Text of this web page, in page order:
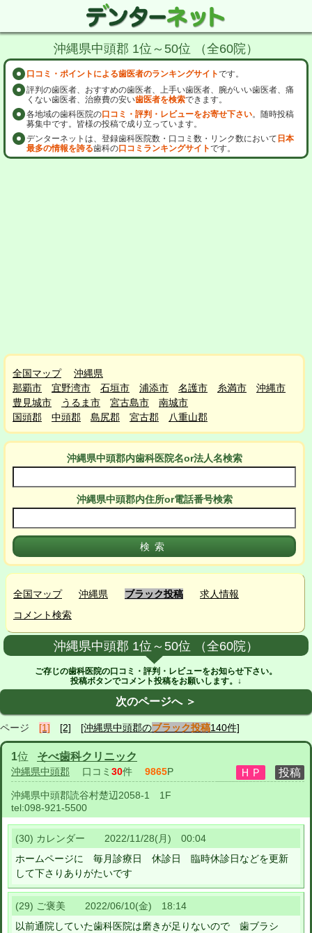
沖縄県中頭郡 1位～50位 （全60院）
口コミ・ポイントによる歯医者のランキングサイトです。
評判の歯医者、おすすめの歯医者、上手い歯医者、腕がいい歯医者、痛
くない歯医者、治療費の安い歯医者を検索できます。
各地域の歯科医院の口コミ・評判・レビューをお寄せ下さい。随時投稿
募集中です。皆様の投稿で成り立っています。
デンターネットは、登録歯科医院数・口コミ数・リンク数において 日本
最多の情報を誇る歯科の口コミランキングサイトです。
全国マップ
沖縄県
那覇市
宜野湾市 石垣市 浦添市 名護市 糸満市
沖縄市
豊見城市
うるま市 宮古島市
南城市
国頭郡
中頭郡 島尻郡 宮古郡 八重山郡
沖縄県中頭郡内歯科医院名or法人名検索
沖縄県中頭郡内住所or電話番号検索
全国マップ 沖縄県 ブラック投稿
求人情報
コメント検索
沖縄県中頭郡 1位～50位 （全60院）
ご存じの歯科医院の口コミ・評判・レビューをお知らせ下さい。
投稿ボタンでコメント投稿をお願いします。↓
次のページへ ＞
ページ [1] [2] [沖縄県中頭郡のブラック投稿140件]
1位 そべ歯科クリニック
沖縄県中頭郡 口コミ 30件 9865P
沖縄県中頭郡読谷村楚辺2058-1 1F
tel:098-921-5500
(30) カレンダー 2022/11/28(月) 00:04
ホームページに 毎月診療日 休診日 臨時休診日などを更新
して下さりありがたいです
(29) ご褒美 2022/06/10(金) 18:14
以前通院していた歯科医院は磨きが足りないので 歯ブラシ